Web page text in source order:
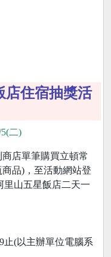
店住宿抽獎活
二)
店單筆購買立頓常
品)，至活動網站登
里山五星飯店二天一
止(以主辦單位電腦系